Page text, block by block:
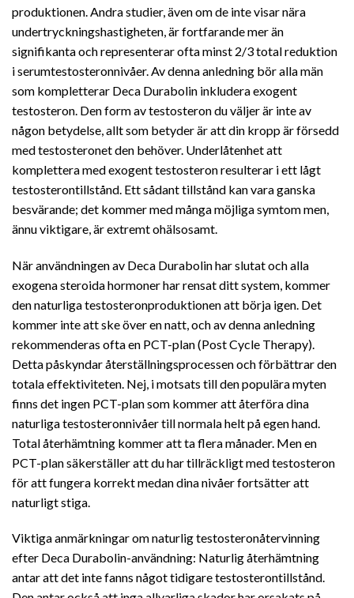
produktionen. Andra studier, även om de inte visar nära
undertryckningshastigheten, är fortfarande mer än
signifikanta och representerar ofta minst 2/3 total reduktion
i serumtestosteronnivåer. Av denna anledning bör alla män
som kompletterar Deca Durabolin inkludera exogent
testosteron. Den form av testosteron du väljer är inte av
någon betydelse, allt som betyder är att din kropp är försedd
med testosteronet den behöver. Underlåtenhet att
komplettera med exogent testosteron resulterar i ett lågt
testosterontillstånd. Ett sådant tillstånd kan vara ganska
besvärande; det kommer med många möjliga symtom men,
ännu viktigare, är extremt ohälsosamt.
När användningen av Deca Durabolin har slutat och alla
exogena steroida hormoner har rensat ditt system, kommer
den naturliga testosteronproduktionen att börja igen. Det
kommer inte att ske över en natt, och av denna anledning
rekommenderas ofta en PCT-plan (Post Cycle Therapy).
Detta påskyndar återställningsprocessen och förbättrar den
totala effektiviteten. Nej, i motsats till den populära myten
finns det ingen PCT-plan som kommer att återföra dina
naturliga testosteronnivåer till normala helt på egen hand.
Total återhämtning kommer att ta flera månader. Men en
PCT-plan säkerställer att du har tillräckligt med testosteron
för att fungera korrekt medan dina nivåer fortsätter att
naturligt stiga.
Viktiga anmärkningar om naturlig testosteronåtervinning
efter Deca Durabolin-användning: Naturlig återhämtning
antar att det inte fanns något tidigare testosterontillstånd.